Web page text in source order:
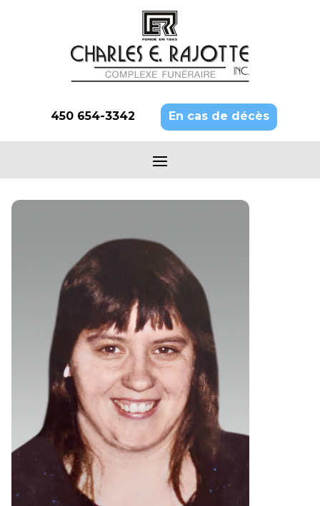
450 654-3342 En cas de décès